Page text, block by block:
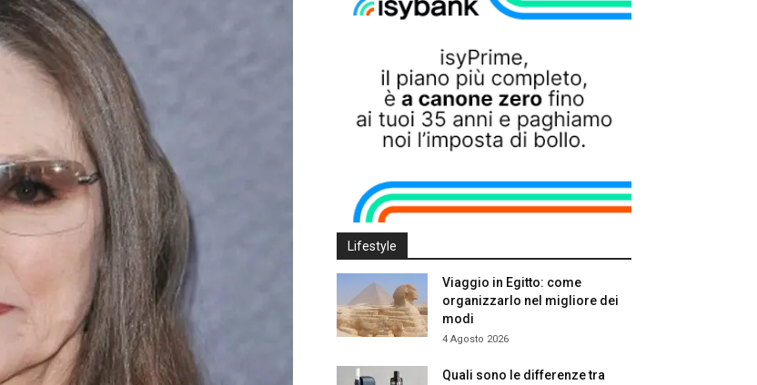
Lifestyle
Viaggio in Egitto: come
organizzarlo nel migliore dei
modi
4 Agosto 2026
Quali sono le differenze tra